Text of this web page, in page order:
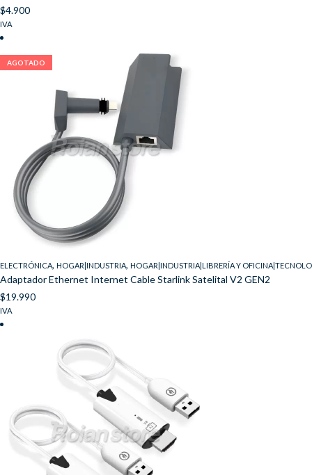
$4.900
IVA
AGOTADO
ELECTRÓNICA, HOGAR|INDUSTRIA, HOGAR|INDUSTRIA|LIBRERÍA Y
Adaptador Ethernet Internet Cable Starlink Satelital V2 GEN2
$19.990
IVA